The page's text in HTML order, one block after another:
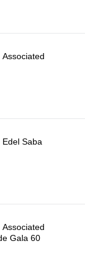
Associated
Edel Saba
Associated
Gala 60